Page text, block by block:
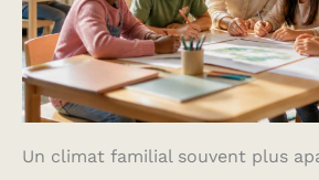
Un climat familial souvent plus